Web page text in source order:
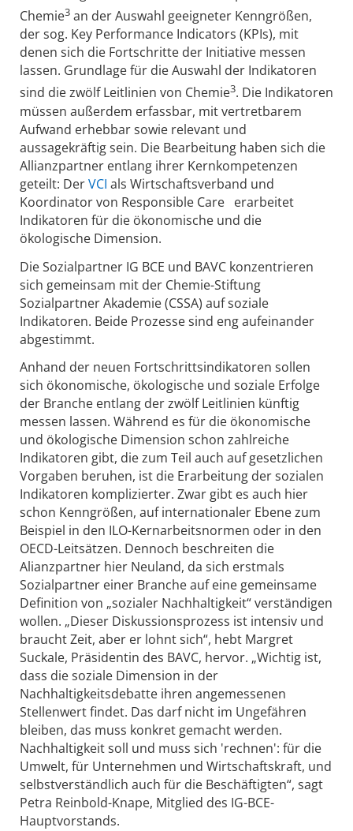
Chemie3 an der Auswahl geeigneter Kenngrößen,
der sog. Key Performance Indicators (KPIs), mit
denen sich die Fortschritte der Initiative messen
lassen. Grundlage für die Auswahl der Indikatoren
sind die zwölf Leitlinien von Chemie3. Die Indikatoren
müssen außerdem erfassbar, mit vertretbarem
Aufwand erhebbar sowie relevant und
aussagekräftig sein. Die Bearbeitung haben sich die
Allianzpartner entlang ihrer Kernkompetenzen
geteilt: DerVCI als Wirtschaftsverband und
Koordinator von Responsible Care erarbeitet
Indikatoren für die ökonomische und die
ökologische Dimension.
Die Sozialpartner IG BCE und BAVC konzentrieren
sich gemeinsam mit der Chemie-Stiftung
Sozialpartner Akademie (CSSA) auf soziale
Indikatoren. Beide Prozesse sind eng aufeinander
abgestimmt.
Anhand der neuen Fortschrittsindikatoren sollen
sich ökonomische, ökologische und soziale Erfolge
der Branche entlang der zwölf Leitlinien künftig
messen lassen. Während es für die ökonomische
und ökologische Dimension schon zahlreiche
Indikatoren gibt, die zum Teil auch auf gesetzlichen
Vorgaben beruhen, ist die Erarbeitung der sozialen
Indikatoren komplizierter. Zwar gibt es auch hier
schon Kenngrößen, auf internationaler Ebene zum
Beispiel in den ILO-Kernarbeitsnormen oder in den
OECD-Leitsätzen. Dennoch beschreiten die
Alianzpartner hier Neuland, da sich erstmals
Sozialpartner einer Branche auf eine gemeinsame
Definition von „sozialer Nachhaltigkeit“ verständigen
wollen. „Dieser Diskussionsprozess ist intensiv und
braucht Zeit, aber er lohnt sich“, hebt Margret
Suckale, Präsidentin des BAVC, hervor. „Wichtig ist,
dass die soziale Dimension in der
Nachhaltigkeitsdebatte ihren angemessenen
Stellenwert findet. Das darf nicht im Ungefähren
bleiben, das muss konkret gemacht werden.
Nachhaltigkeit soll und muss sich 'rechnen': für die
Umwelt, für Unternehmen und Wirtschaftskraft, und
selbstverständlich auch für die Beschäftigten“, sagt
Petra Reinbold-Knape, Mitglied des IG-BCE-
Hauptvorstands.